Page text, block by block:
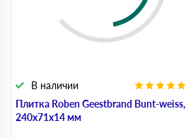
Плитка Roben Geestbrand Bunt-weiss,
240х71х14 мм
В наличии